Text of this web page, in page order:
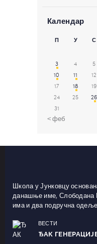
Календар
П У С
3 4 5
10
11 12
17
18 19
24
25 26
31
« феб
Школа у Јунковцу
данашње име, Слободана
има и два подручна
ВЕСТИ
ЂАК